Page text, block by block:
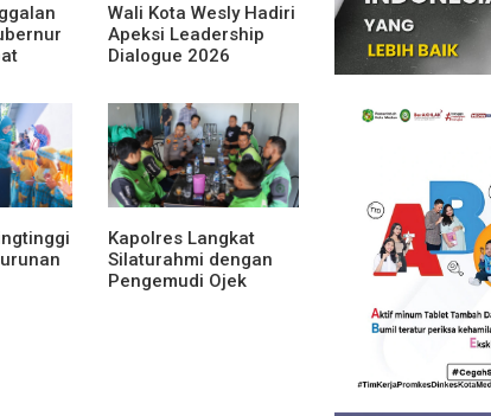
Sitoli
Wali Kota Wesly Hadiri
Apeksi Leadership
Dialogue 2026
Transformasi Digital
Kapolres Langkat
Silaturahmi dengan
Pengemudi Ojek